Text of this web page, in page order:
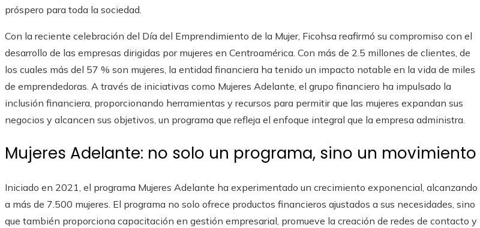
próspero para toda la sociedad.
Con la reciente celebración del Día del Emprendimiento de la Mujer, Ficohsa reafirmó su compromiso con el
desarrollo de las empresas dirigidas por mujeres en Centroamérica. Con más de 2.5 millones de clientes, de
los cuales más del 57 % son mujeres, la entidad financiera ha tenido un impacto notable en la vida de miles
de emprendedoras. A través de iniciativas como Mujeres Adelante, el grupo financiero ha impulsado la
inclusión financiera, proporcionando herramientas y recursos para permitir que las mujeres expandan sus
negocios y alcancen sus objetivos, un programa que refleja el enfoque integral que la empresa administra.
Mujeres Adelante: no solo un programa, sino un movimiento
Iniciado en 2021, el programa Mujeres Adelante ha experimentado un crecimiento exponencial, alcanzando
a más de 7.500 mujeres. El programa no solo ofrece productos financieros ajustados a sus necesidades, sino
que también proporciona capacitación en gestión empresarial, promueve la creación de redes de contacto y